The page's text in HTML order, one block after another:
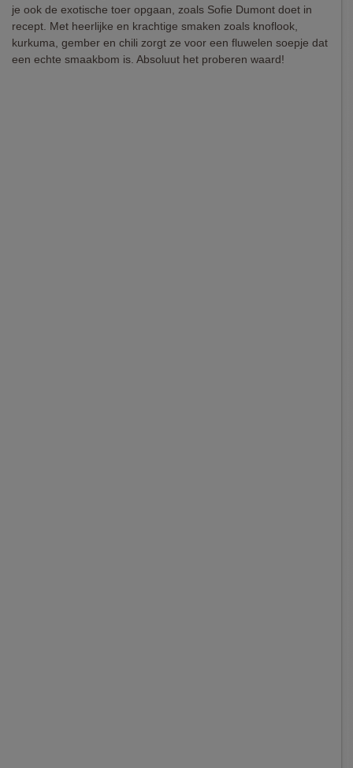
je ook de exotische toer opgaan, zoals Sofie Dumont doet in
recept. Met heerlijke en krachtige smaken zoals knoflook,
kurkuma, gember en chili zorgt ze voor een fluwelen soepje dat
een echte smaakbom is. Absoluut het proberen waard!